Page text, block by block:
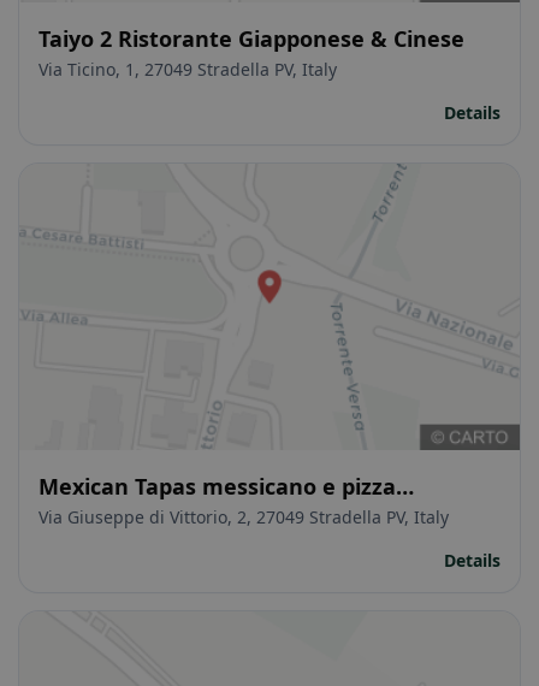
Taiyo 2 Ristorante Giapponese & Cinese
Via Ticino, 1, 27049 Stradella PV, Italy
Details
Mexican Tapas messicano e pizza
contemporanea
Via Giuseppe di Vittorio, 2, 27049 Stradella PV, Italy
Details